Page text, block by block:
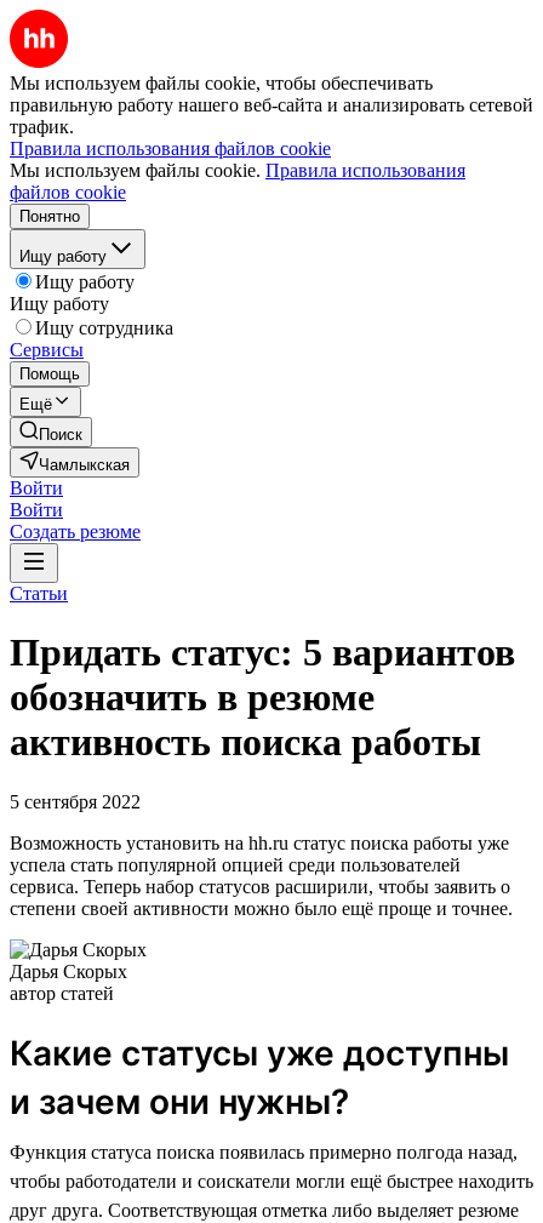
Мы используем файлы cookie, чтобы обеспечивать
правильную работу нашего веб-сайта и анализировать сетевой
трафик.
Правила использования файлов cookie
Мы используем файлы cookie. Правила использования
файлов cookie
Понятно
Ищу работу
Ищу работу
Ищу работу
Ищу сотрудника
Сервисы
Помощь
Ещё
Поиск
Чамлыкская
Войти
Войти
Создать резюме
Статьи
Придать статус: 5 вариантов
обозначить в резюме
активность поиска работы
5 сентября 2022
Возможность установить на hh.ru статус поиска работы уже
успела стать популярной опцией среди пользователей
сервиса. Теперь набор статусов расширили, чтобы заявить о
степени своей активности можно было ещё проще и точнее.
Дарья Скорых
автор статей
Какие статусы уже доступны
и зачем они нужны?
Функция статуса поиска появилась примерно полгода назад,
чтобы работодатели и соискатели могли ещё быстрее находить
друг друга. Соответствующая отметка либо выделяет резюме